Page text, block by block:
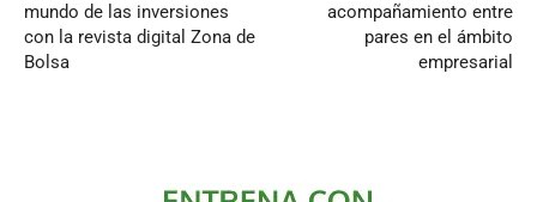
mundo de las inversiones
con la revista digital Zona de
Bolsa
acompañamiento entre
pares en el ámbito
empresarial